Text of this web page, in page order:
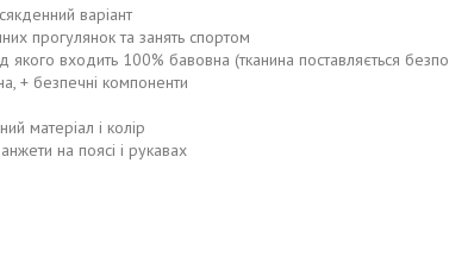
варіант
прогулянок та занять спортом
якого входить 100% бавовна (тканина поставляється
+ безпечні компоненти
матеріал і колір
на поясі і рукавах